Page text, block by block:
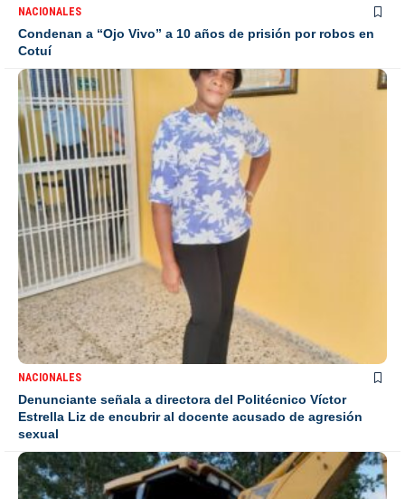
NACIONALES
Condenan a “Ojo Vivo” a 10 años de prisión por robos en
Cotuí
NACIONALES
Denunciante señala a directora del Politécnico Víctor
Estrella Liz de encubrir al docente acusado de agresión
sexual